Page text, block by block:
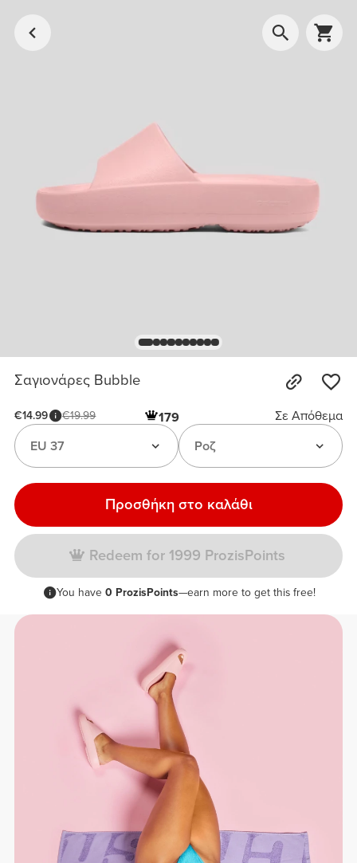
Σαγιονάρες Bubble
€14.99 €19.99 179
Σε Απόθεμα
Ροζ
EU 37
Προσθήκη στο καλάθι
Redeem for 1999 ProzisPoints
You have 0 ProzisPoints—earn more to get this free!